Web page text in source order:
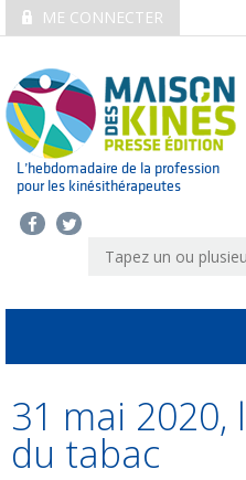
ME CONNECTER
L’hebdomadaire de la profession
pour les kinésithérapeutes
31 mai 2020,
du tabac